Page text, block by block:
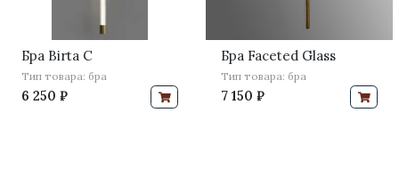
Бра Birta C
Тип товара: бра
6 250 ₽
Бра Faceted Glass
Тип товара: бра
7 150 ₽